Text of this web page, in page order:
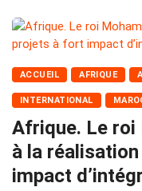
ACCUEIL AFRIQUE
INTERNATIONAL
Afrique. Le roi
à la
impact